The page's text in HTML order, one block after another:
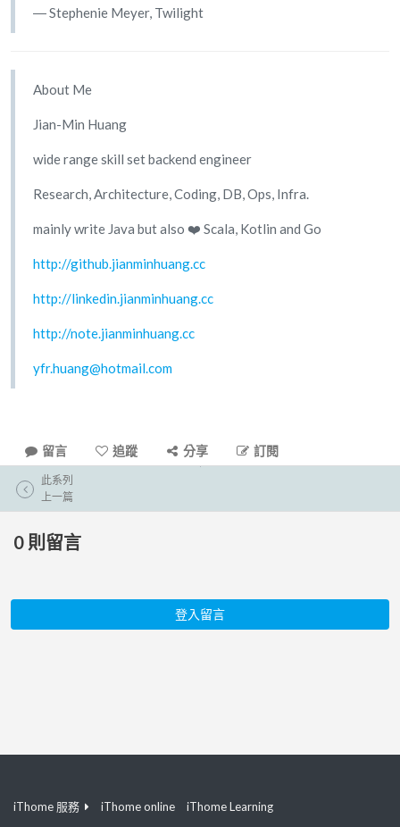
― Stephenie Meyer, Twilight
About Me
Jian-Min Huang
wide range skill set backend engineer
Research, Architecture, Coding, DB, Ops, Infra.
mainly write Java but also ❤️ Scala, Kotlin and Go
http://github.jianminhuang.cc
http://linkedin.jianminhuang.cc
http://note.jianminhuang.cc
yfr.huang@hotmail.com
留言 追蹤 分享 訂閱
此系列
上一篇
0 則留言
登入留言
iThome 服務 iThome online
iThome Learning